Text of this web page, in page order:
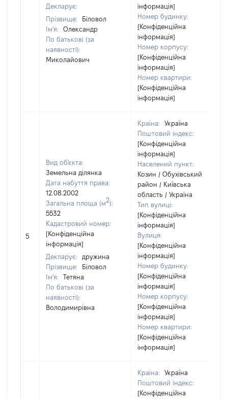
Декларує:
Прізвище:
Біловол
Ім'я:
Олександр
По батькові (за
наявності):
Миколайович
інформація]
Номер будинку:
[Конфіденційна
інформація]
Номер корпусу:
[Конфіденційна
інформація]
Номер квартири:
[Конфіденційна
інформація]
5
Вид об'єкта:
Земельна ділянка
Дата набуття права:
12.08.2002
Загальна площа (м2):
5532
Кадастровий номер:
[Конфіденційна
інформація]
Декларує:
дружина
Прізвище:
Біловол
Ім'я:
Тетяна
По батькові (за
наявності):
Володимирівна
Країна:
Україна
Поштовий індекс:
[Конфіденційна
інформація]
Населений пункт:
Козин / Обухівський
район / Київська
область / Україна
Тип вулиці:
[Конфіденційна
інформація]
Вулиця:
[Конфіденційна
інформація]
Номер будинку:
[Конфіденційна
інформація]
Номер корпусу:
[Конфіденційна
інформація]
Номер квартири:
[Конфіденційна
інформація]
Країна:
Україна
Поштовий індекс:
[Конфіденційна